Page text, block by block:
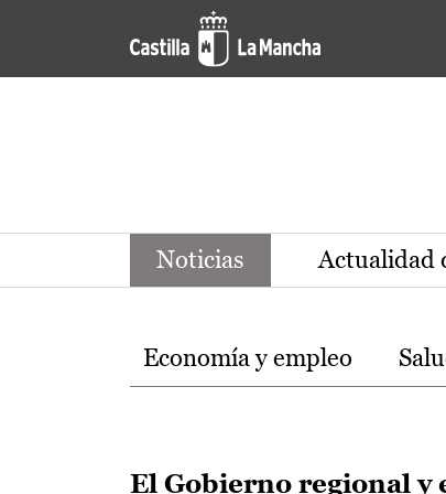
Pasar al contenido principal
Noticias de la región de
Noticias Actualidad
Temas
Economía y empleo
El Gobierno regional y